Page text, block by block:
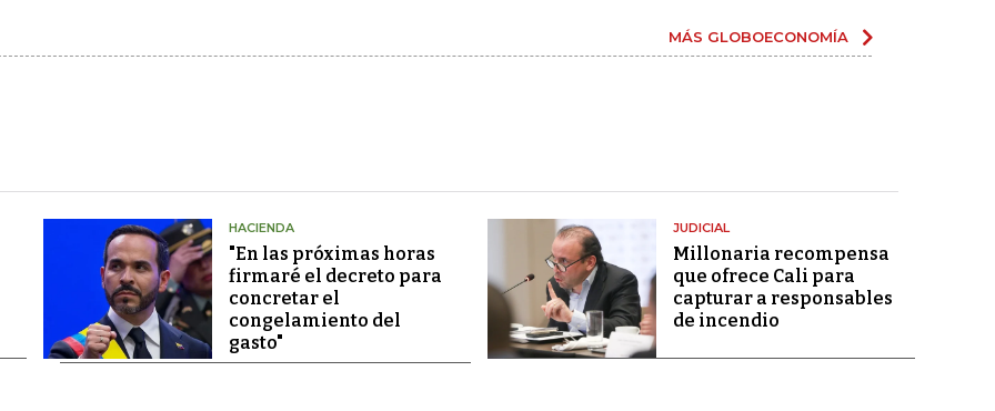
MÁS GLOBOECONOMÍA
HACIENDA
"En las próximas horas
firmaré el decreto para
concretar el
congelamiento del
gasto"
JUDICIAL
Millonaria recompensa
que ofrece Cali para
capturar a responsables
de incendio